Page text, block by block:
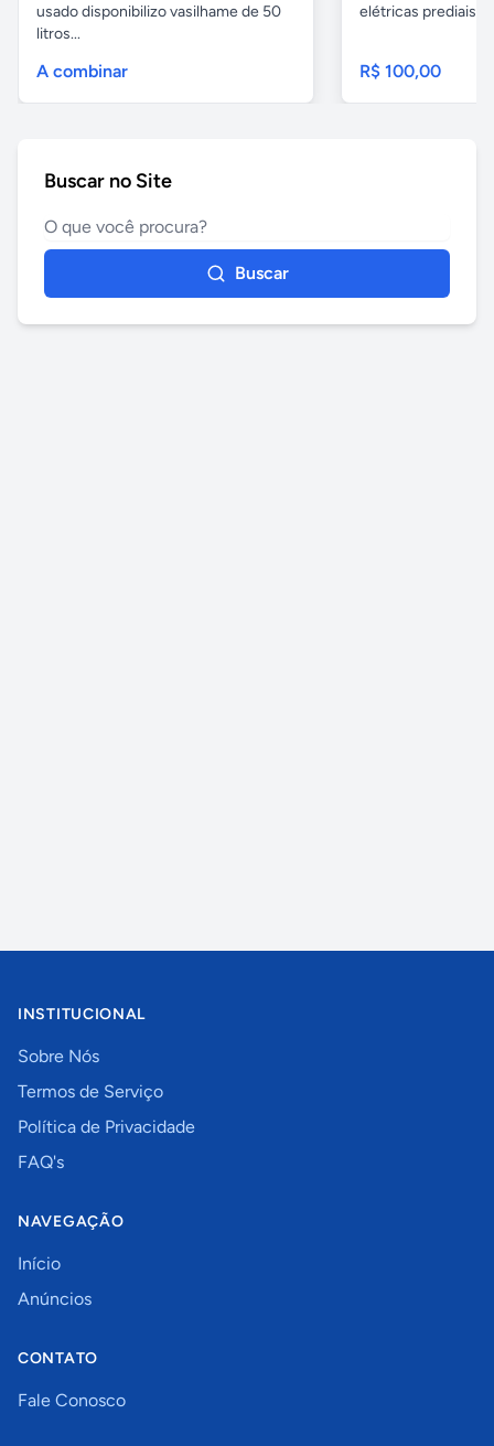
usado disponibilizo vasilhame de 50
litros...
A combinar
elétricas prediais e
R$ 100,00
Buscar no Site
Buscar
INSTITUCIONAL
Sobre Nós
Termos de Serviço
Política de Privacidade
FAQ's
NAVEGAÇÃO
Início
Anúncios
CONTATO
Fale Conosco